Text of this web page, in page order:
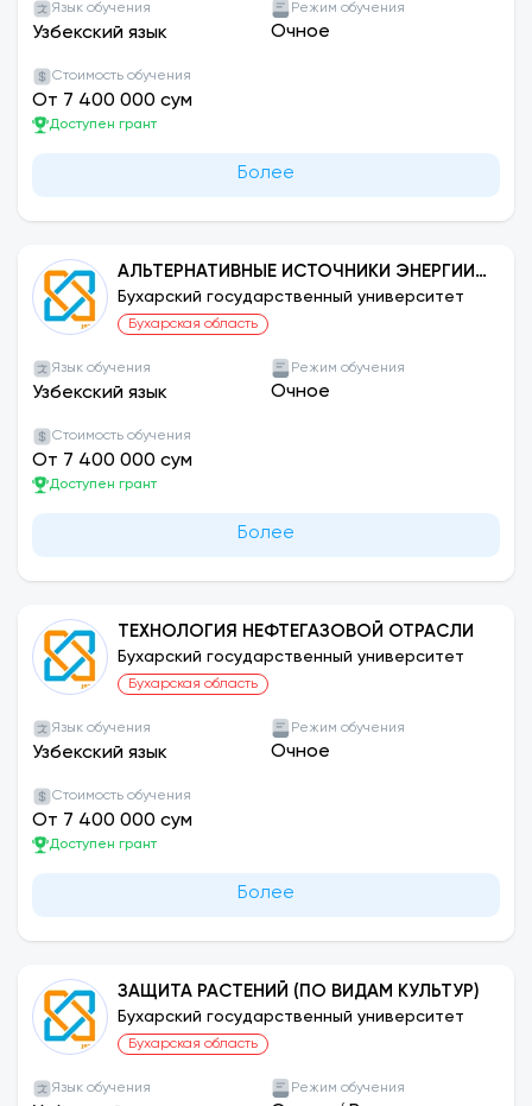
Язык обучения
Узбекский язык
Режим обучения
Очное
Стоимость обучения
От 7 400 000 сум
Доступен грант
Более
АЛЬТЕРНАТИВНЫЕ ИСТОЧНИКИ ЭНЕРГИИ
(ПО ВИДАМ)
Бухарский государственный университет
Бухарская область
Язык обучения
Узбекский язык
Режим обучения
Очное
Стоимость обучения
От 7 400 000 сум
Доступен грант
Более
ТЕХНОЛОГИЯ НЕФТЕГАЗОВОЙ ОТРАСЛИ
Бухарский государственный университет
Бухарская область
Язык обучения
Узбекский язык
Режим обучения
Очное
Стоимость обучения
От 7 400 000 сум
Доступен грант
Более
ЗАЩИТА РАСТЕНИЙ (ПО ВИДАМ КУЛЬТУР)
Бухарский государственный университет
Бухарская область
Язык обучения Режим обучения